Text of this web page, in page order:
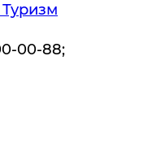
00-88;